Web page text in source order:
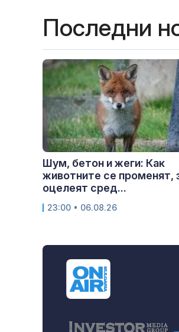
Последни
Шум, бетон и жеги: Как
животните се променят,
оцелеят сред...
23:00 • 06.08.26